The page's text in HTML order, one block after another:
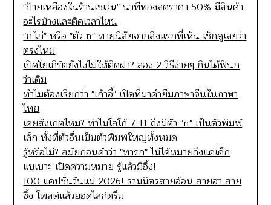
"ป้ายเหลืองในร้านเซเว่น" นาทีทองลดราคา 50% มีสินค้า
อะไรบ้างและติดเวลาไหน
"ก.ไก่" หรือ "ตัว n" ทายนิสัยจากสิ่งแรกที่เห็น เช็กดูเลยว่า
ตรงไหม
เปิดโยเกิร์ตยังไงไม่ให้ติดฝา? ลอง 2 วิธีง่ายๆ กินได้ฟินก
ว่าเดิม
ทำไมต้องเรียกว่า "เก้าอี้" เปิดที่มาคำยืมภาษาจีนในภาษา
ไทย
เคยสังเกตไหม? ทำไมโลโก้ 7-11 ถึงมีตัว "n" เป็นตัวพิมพ์
เล็ก ทั้งที่ตัวอื่นเป็นตัวพิมพ์ใหญ่ทั้งหมด
รู้หรือไม่? สมัยก่อนคำว่า "ทารก" ไม่ได้หมายถึงแค่เด็ก
แบเบาะ เปิดความหมาย รู้แล้วมีอึ้ง!
100 แคปชั่นวันแม่ 2026! รวมมิตรสายอ้อน สายฮา สาย
ซึ้ง โพสต์แล้วยอดไลก์ตรึม